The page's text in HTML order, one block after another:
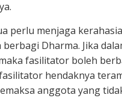
perlu menjaga
Dharma. Jika
fasilitator boleh
hendaknya
anggota yang